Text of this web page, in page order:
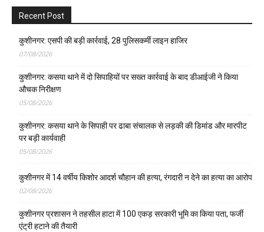
Recent Post
कुशीनगर: एसपी की बड़ी कार्रवाई, 28 पुलिसकर्मी लाइन हाजिर
07/08/2026
कुशीनगर: कसया थाने में दो सिपाहियों पर सख्त कार्रवाई के बाद डीआईजी ने किया
औचक निरीक्षण
05/08/2026
कुशीनगर: कसया थाने के सिपाही पर ढाबा संचालक से लड़की की डिमांड और मारपीट
पर बड़ी कार्यवाही
05/08/2026
कुशीनगर में 14 वर्षीय किशोर आदर्श चौहान की हत्या, रंगदारी न देने का हत्या का आरोप
02/08/2026
कुशीनगर प्रशासन ने तहसील हाटा में 100 एकड़ सरकारी भूमि का किया पता, फर्जी
एंट्री हटाने की तैयारी